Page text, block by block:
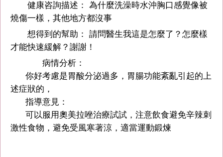
健康咨詢描述： 為什麼洗澡時水沖胸口感覺像被
燒傷一樣，其他地方都沒事
想得到的幫助： 請問醫生我這是怎麼了？怎麼樣
才能快速緩解？謝謝！
病情分析：
你好考慮是胃酸分泌過多，胃腸功能紊亂引起的上
述症狀的，
指導意見：
可以服用奧美拉唑治療試試，注意飲食避免辛辣刺
激性食物，避免受風寒著涼，適當運動鍛煉